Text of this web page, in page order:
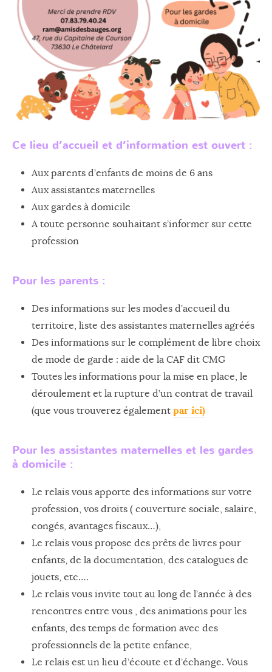
Ce lieu d’accueil et d’information est ouvert :
Aux parents d’enfants de moins de 6 ans
Aux assistantes maternelles
Aux gardes à domicile
A toute personne souhaitant s’informer sur cette
profession
Pour les parents :
Des informations sur les modes d’accueil du
territoire, liste des assistantes maternelles agréés
Des informations sur le complément de libre choix
de mode de garde : aide de la CAF dit CMG
Toutes les informations pour la mise en place, le
déroulement et la rupture d’un contrat de travail
(que vous trouverez également par ici)
Pour les assistantes maternelles et les gardes
à domicile :
Le relais vous apporte des informations sur votre
profession, vos droits ( couverture sociale, salaire,
congés, avantages fiscaux…),
Le relais vous propose des prêts de livres pour
enfants, de la documentation, des catalogues de
jouets, etc….
Le relais vous invite tout au long de l’année à des
rencontres entre vous , des animations pour les
enfants, des temps de formation avec des
professionnels de la petite enfance,
Le relais est un lieu d’écoute et d’échange. Vous